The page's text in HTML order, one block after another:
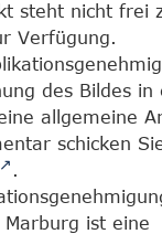
steht nicht frei
Verfügung.
des Bildes in
allgemeine
schicken
.
Marburg ist eine